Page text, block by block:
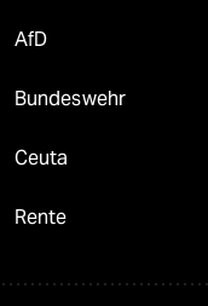
AfD
Bundeswehr
Ceuta
Rente